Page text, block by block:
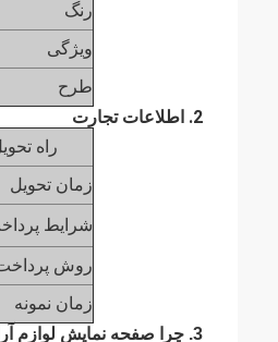
رنگ
ویژگی
طرح
2. اطلاعات تجارت
راه
زمان تحویل
شرایط
روش
زمان نمونه
3. چرا صفحه نمایش لوازم آرایشی ما را انتخاب کنید: